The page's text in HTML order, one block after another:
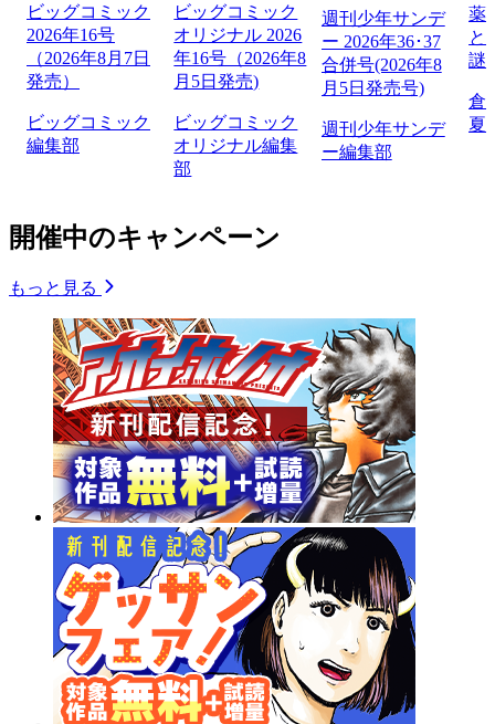
ビッグコミック
2026年16号
（2026年8月7日
発売）
ビッグコミック
編集部
ビッグコミック
オリジナル 2026
年16号（2026年8
月5日発売)
ビッグコミック
オリジナル編集
部
週刊少年サンデ
ー 2026年36･37
合併号(2026年8
月5日発売号)
週刊少年サンデ
ー編集部
薬
と
謎
倉
夏
開催中のキャンペーン
もっと見る